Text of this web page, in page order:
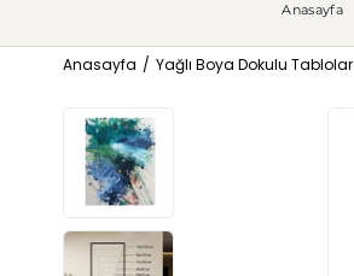
Anasayfa
Anasayfa Yağlı Boya Dokulu Tablolar